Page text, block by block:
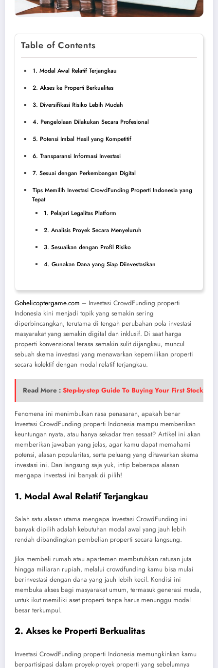
Table of Contents
1. Modal Awal Relatif Terjangkau
2. Akses ke Properti Berkualitas
3. Diversifikasi Risiko Lebih Mudah
4. Pengelolaan Dilakukan Secara Profesional
5. Potensi Imbal Hasil yang Kompetitif
6. Transparansi Informasi Investasi
7. Sesuai dengan Perkembangan Digital
Tips Memilih Investasi CrowdFunding Properti Indonesia yang
Tepat
1. Pelajari Legalitas Platform
2. Analisis Proyek Secara Menyeluruh
3. Sesuaikan dengan Profil Risiko
4. Gunakan Dana yang Siap Diinvestasikan
Gohelicoptergame.com – Investasi CrowdFunding properti
Indonesia kini menjadi topik yang semakin sering
diperbincangkan, terutama di tengah perubahan pola investasi
masyarakat yang semakin digital dan inklusif. Di saat harga
properti konvensional terasa semakin sulit dijangkau, muncul
sebuah skema investasi yang menawarkan kepemilikan properti
secara kolektif dengan modal relatif terjangkau.
Read More : Step-by-step Guide To Buying Your First Stock
Fenomena ini menimbulkan rasa penasaran, apakah benar
Investasi CrowdFunding properti Indonesia mampu memberikan
keuntungan nyata, atau hanya sekadar tren sesaat? Artikel ini akan
memberikan jawaban yang jelas, agar kamu dapat memahami
potensi, alasan popularitas, serta peluang yang ditawarkan skema
investasi ini. Dan langsung saja yuk, intip beberapa alasan
mengapa investasi ini banyak di pilih!
1. Modal Awal Relatif Terjangkau
Salah satu alasan utama mengapa Investasi CrowdFunding ini
banyak dipilih adalah kebutuhan modal awal yang jauh lebih
rendah dibandingkan pembelian properti secara langsung.
Jika membeli rumah atau apartemen membutuhkan ratusan juta
hingga miliaran rupiah, melalui crowdfunding kamu bisa mulai
berinvestasi dengan dana yang jauh lebih kecil. Kondisi ini
membuka akses bagi masyarakat umum, termasuk generasi muda,
untuk ikut memiliki aset properti tanpa harus menunggu modal
besar terkumpul.
2. Akses ke Properti Berkualitas
Investasi CrowdFunding properti Indonesia memungkinkan kamu
berpartisipasi dalam proyek-proyek properti yang sebelumnya